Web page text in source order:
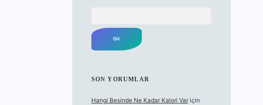
SON YORUMLAR
Hangi Besinde Ne Kadar Kalori Variçin